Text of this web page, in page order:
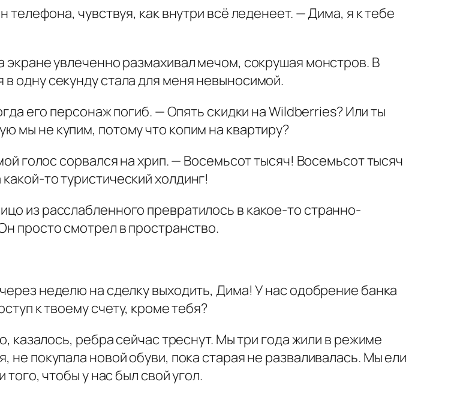
чувствуя, как внутри всё леденеет. — Дима, я к тебе
экране увлеченно размахивал мечом, сокрушая монстров. В
одну секунду стала для меня невыносимой.
его персонаж погиб. — Опять скидки на Wildberries? Или ты
мы не купим, потому что копим на квартиру?
голос сорвался на хрип. — Восемьсот тысяч! Восемьсот тысяч
то туристический холдинг!
из расслабленного превратилось в какое-то странно-
просто смотрел в пространство.
неделю на сделку выходить, Дима! У нас одобрение банка
к твоему счету, кроме тебя?
казалось, ребра сейчас треснут. Мы три года жили в режиме
покупала новой обуви, пока старая не разваливалась. Мы ели
чтобы у нас был свой угол.